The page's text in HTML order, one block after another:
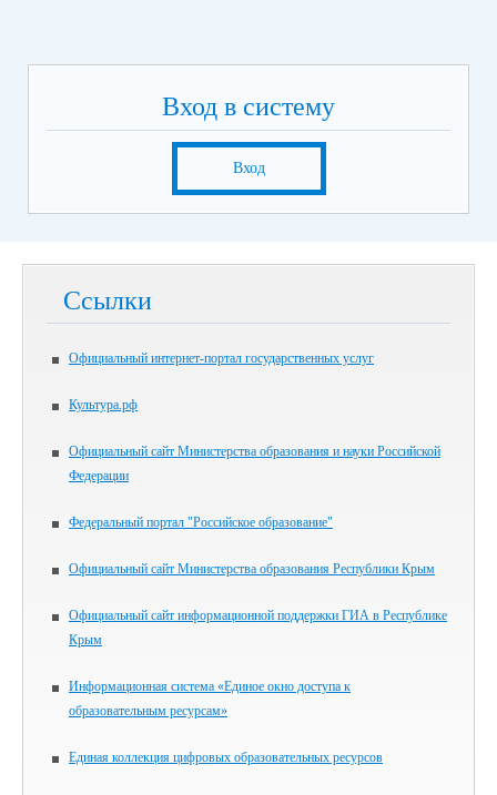
Вход в систему
Вход
Ссылки
Официальный интернет-портал государственных услуг
Культура.рф
Официальный сайт Министерства образования и науки Российской
Федерации
Федеральный портал "Российское образование"
Официальный сайт Министерства образования Республики Крым
Официальный сайт информационной поддержки ГИА в Республике
Крым
Информационная система «Единое окно доступа к
образовательным ресурсам»
Единая коллекция цифровых образовательных ресурсов